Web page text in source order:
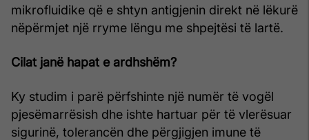
mikrofluidike që e shtyn antigjenin direkt në lëkurë
nëpërmjet një rryme lëngu me shpejtësi të lartë.
Cilat janë hapat e ardhshëm?
Ky studim i parë përfshinte një numër të vogël
pjesëmarrësish dhe ishte hartuar për të vlerësuar
sigurinë, tolerancën dhe përgjigjen imune të